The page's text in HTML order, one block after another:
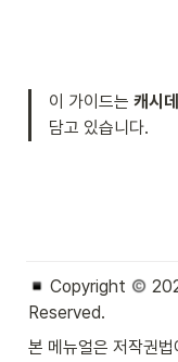
이 가이드는 캐시
담고 있습니다.
Copyright
Reserved.
본 메뉴얼은 저작권